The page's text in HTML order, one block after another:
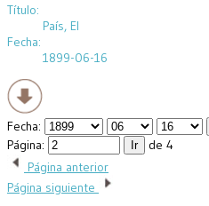
Título:
País, El
Fecha:
1899-06-16
Fecha:
Página:
de 4
Página anterior
Página siguiente